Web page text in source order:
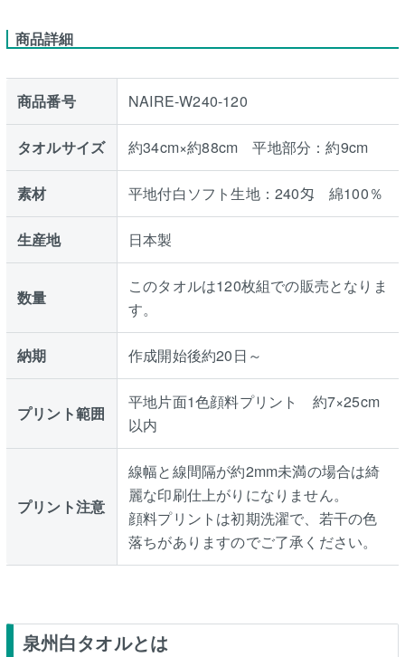
商品詳細
商品番号 NAIRE-W240-120
タオルサイズ 約34cm×約88cm 平地部分：約9cm
素材 平地付白ソフト生地：240匁 綿100％
生産地 日本製
数量
このタオルは120枚組での販売となりま
す。
納期 作成開始後約20日～
プリント範囲
平地片面1色顔料プリント 約7×25cm
以内
プリント注意
線幅と線間隔が約2mm未満の場合は綺
麗な印刷仕上がりになりません。
顔料プリントは初期洗濯で、若干の色
落ちがありますのでご了承ください。
泉州白タオルとは